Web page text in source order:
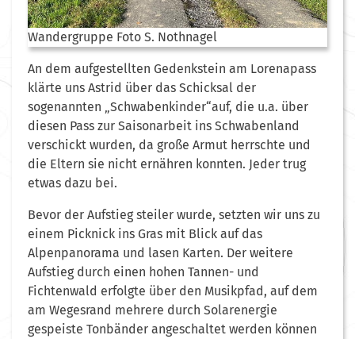
Wandergruppe Foto S. Nothnagel
An dem aufgestellten Gedenkstein am Lorenapass
klärte uns Astrid über das Schicksal der
sogenannten „Schwabenkinder“auf, die u.a. über
diesen Pass zur Saisonarbeit ins Schwabenland
verschickt wurden, da große Armut herrschte und
die Eltern sie nicht ernähren konnten. Jeder trug
etwas dazu bei.
Bevor der Aufstieg steiler wurde, setzten wir uns zu
einem Picknick ins Gras mit Blick auf das
Alpenpanorama und lasen Karten. Der weitere
Aufstieg durch einen hohen Tannen- und
Fichtenwald erfolgte über den Musikpfad, auf dem
am Wegesrand mehrere durch Solarenergie
gespeiste Tonbänder angeschaltet werden können